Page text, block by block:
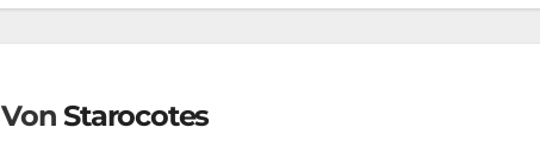
VonStarocotes